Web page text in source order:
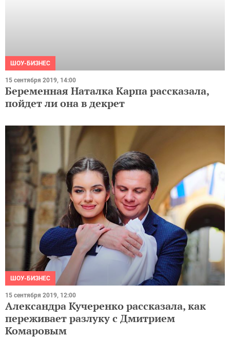
ШОУ-БИЗНЕС
Беременная Наталка Карпа рассказала,
пойдет ли она в декрет
ШОУ-БИЗНЕС
Александра Кучеренко рассказала, как
переживает разлуку с Дмитрием
Комаровым